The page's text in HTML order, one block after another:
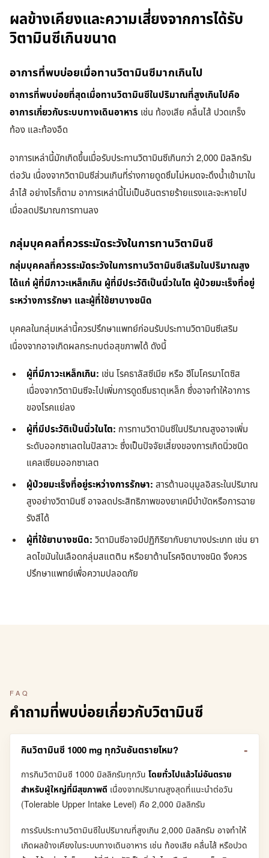
ผลข้างเคียงและความเสี่ยงจากการได้รับ
วิตามินซีเกินขนาด
อาการที่พบบ่อยเมื่อทานวิตามินซีมากเกินไป
อาการที่พบบ่อยที่สุดเมื่อทานวิตามินซีในปริมาณที่สูงเกินไปคือ
อาการเกี่ยวกับระบบทางเดินอาหาร เช่น ท้องเสีย คลื่นไส้ ปวดเกร็ง
ท้อง และท้องอืด
อาการเหล่านี้มักเกิดขึ้นเมื่อรับประทานวิตามินซีเกินกว่า 2,000 มิลลิกรัม
ต่อวัน เนื่องจากวิตามินซีส่วนเกินที่ร่างกายดูดซึมไม่หมดจะดึงน้ำเข้ามาใน
ลำไส้ อย่างไรก็ตาม อาการเหล่านี้ไม่เป็นอันตรายร้ายแรงและจะหายไป
เมื่อลดปริมาณการทานลง
กลุ่มบุคคลที่ควรระมัดระวังในการทานวิตามินซี
กลุ่มบุคคลที่ควรระมัดระวังในการทานวิตามินซีเสริมในปริมาณสูง
ได้แก่ ผู้ที่มีภาวะเหล็กเกิน ผู้ที่มีประวัติเป็นนิ่วในไต ผู้ป่วยมะเร็งที่อยู่
ระหว่างการรักษา และผู้ที่ใช้ยาบางชนิด
บุคคลในกลุ่มเหล่านี้ควรปรึกษาแพทย์ก่อนรับประทานวิตามินซีเสริม
เนื่องจากอาจเกิดผลกระทบต่อสุขภาพได้ ดังนี้
ผู้ที่มีภาวะเหล็กเกิน: เช่น โรคธาลัสซีเมีย หรือ ฮีโมโครมาโตซิส
เนื่องจากวิตามินซีจะไปเพิ่มการดูดซึมธาตุเหล็ก ซึ่งอาจทำให้อาการ
ของโรคแย่ลง
ผู้ที่มีประวัติเป็นนิ่วในไต: การทานวิตามินซีในปริมาณสูงอาจเพิ่ม
ระดับออกซาเลตในปัสสาวะ ซึ่งเป็นปัจจัยเสี่ยงของการเกิดนิ่วชนิด
แคลเซียมออกซาเลต
ผู้ป่วยมะเร็งที่อยู่ระหว่างการรักษา: สารต้านอนุมูลอิสระในปริมาณ
สูงอย่างวิตามินซี อาจลดประสิทธิภาพของยาเคมีบำบัดหรือการฉาย
รังสีได้
ผู้ที่ใช้ยาบางชนิด: วิตามินซีอาจมีปฏิกิริยากับยาบางประเภท เช่น ยา
ลดไขมันในเลือดกลุ่มสแตติน หรือยาต้านโรคจิตบางชนิด จึงควร
ปรึกษาแพทย์เพื่อความปลอดภัย
FAQ
คำถามที่พบบ่อยเกี่ยวกับวิตามินซี
กินวิตามินซี 1000 mg ทุกวันอันตรายไหม?
การกินวิตามินซี 1000 มิลลิกรัมทุกวัน โดยทั่วไปแล้วไม่อันตราย
สำหรับผู้ใหญ่ที่มีสุขภาพดี เนื่องจากปริมาณสูงสุดที่แนะนำต่อวัน
(Tolerable Upper Intake Level) คือ 2,000 มิลลิกรัม
การรับประทานวิตามินซีในปริมาณที่สูงเกิน 2,000 มิลลิกรัม อาจทำให้
เกิดผลข้างเคียงในระบบทางเดินอาหาร เช่น ท้องเสีย คลื่นไส้ หรือปวด